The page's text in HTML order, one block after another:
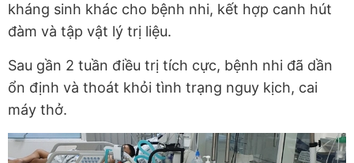
kháng sinh khác cho bệnh nhi, kết hợp canh hút
đàm và tập vật lý trị liệu.
Sau gần 2 tuần điều trị tích cực, bệnh nhi đã dần
ổn định và thoát khỏi tình trạng nguy kịch, cai
máy thở.